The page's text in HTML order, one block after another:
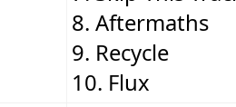
8. Aftermaths
9. Recycle
10. Flux